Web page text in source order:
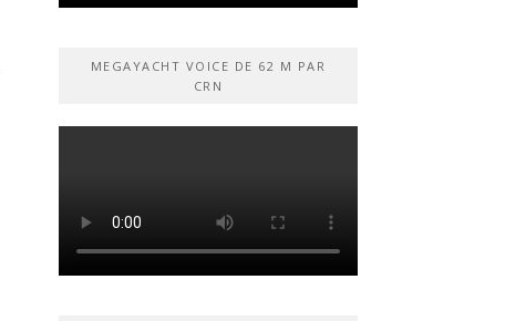
MEGAYACHT VOICE DE 62 M PAR
CRN